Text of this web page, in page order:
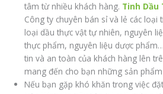
tâm từ nhiều khách hàng. Tinh Dầu
Công ty chuyên bán sỉ và lẻ các loại
loại dầu thực vật tự nhiên, nguyên
thực phẩm, nguyên liệu dược
tin và an toàn của khách hàng lên
mang đến cho bạn những sản
Nếu bạn gặp khó khăn trong việc